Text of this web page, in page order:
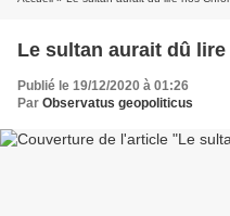
Le sultan aurait dû
Publié le 19/12/2020 à 01:26
Par Observatus geopoliticus